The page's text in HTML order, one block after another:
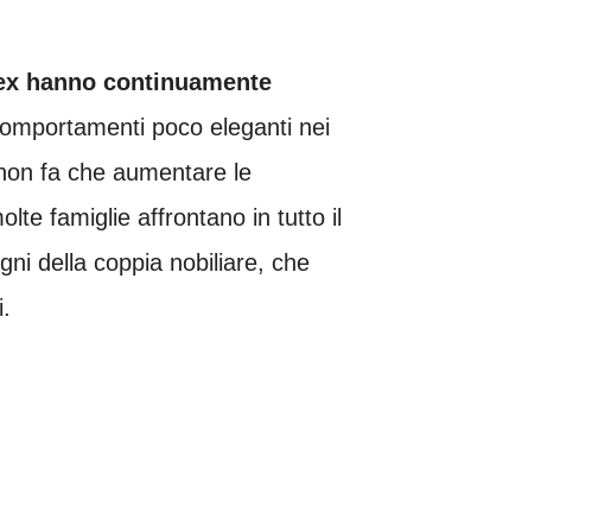
hanno continuamente
poco eleganti nei
fa che aumentare le
famiglie affrontano in tutto il
della coppia nobiliare, che